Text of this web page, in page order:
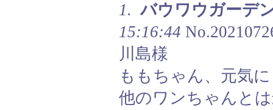
1. バウワウガーデ
15:16:44
川島様
ももちゃん、元気
他のワンちゃんと